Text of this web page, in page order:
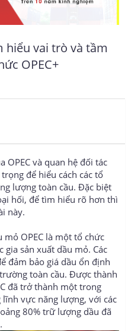
hiểu vai trò và tầm
OPEC+
OPEC và quan hệ đối tác
để hiểu cách các tổ
lượng toàn cầu. Đặc biệt
hối, để tìm hiểu rõ hơn thì
này.
mỏ OPEC là một tổ chức
sản xuất dầu mỏ. Các
đảm bảo giá dầu ổn định
toàn cầu. Được thành
đã trở thành một trong
vực năng lượng, với các
80% trữ lượng dầu đã